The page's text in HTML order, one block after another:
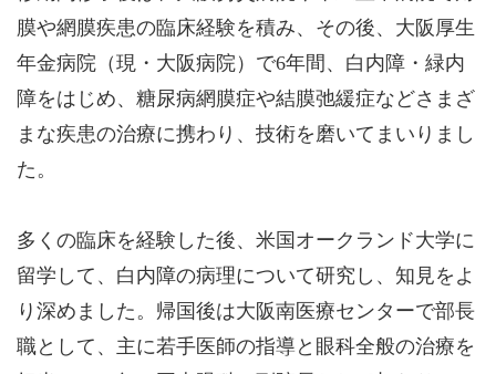
膜や網膜疾患の臨床経験を積み、その後、大阪厚生
年金病院（現・大阪病院）で6年間、白内障・緑内
障をはじめ、糖尿病網膜症や結膜弛緩症などさまざ
まな疾患の治療に携わり、技術を磨いてまいりまし
た。
多くの臨床を経験した後、米国オークランド大学に
留学して、白内障の病理について研究し、知見をよ
り深めました。帰国後は大阪南医療センターで部長
職として、主に若手医師の指導と眼科全般の治療を